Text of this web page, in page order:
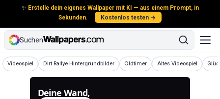
✨ Erstelle dein eigenes Wallpaper mit KI — aus einem Prompt, in
Sekunden.
Kostenlos testen →
Suchen
Videospiel
Wallpaper Dirt Rallye Hintergrundbilder
Wallpaper Oldtimer
Wallpaper Altes Videospiel
Wallpaper
Deine Wand,